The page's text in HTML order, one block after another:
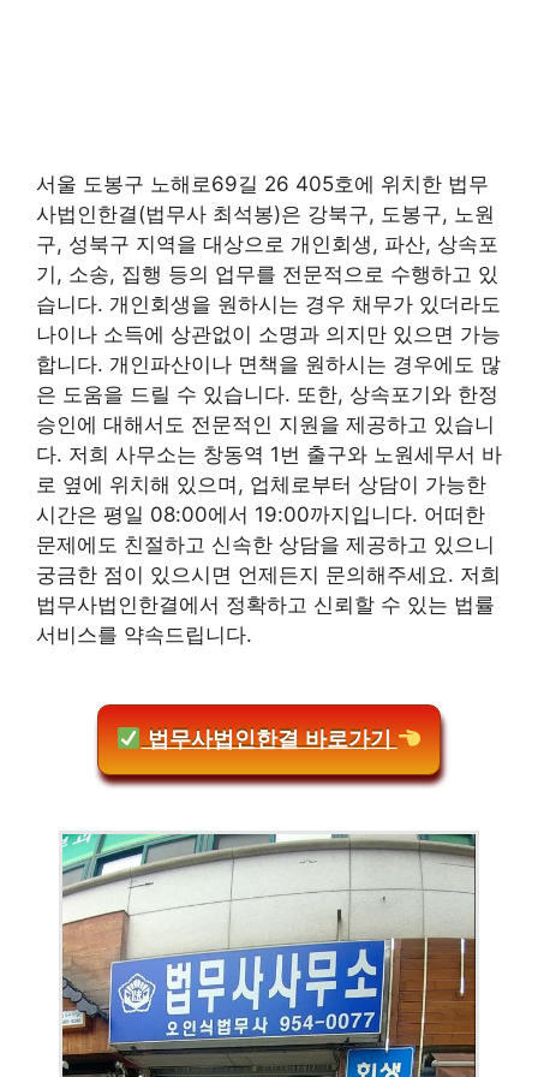
서울 도봉구 노해로69길 26 405호에 위치한 법무
사법인한결(법무사 최석봉)은 강북구, 도봉구, 노원
구, 성북구 지역을 대상으로 개인회생, 파산, 상속포
기, 소송, 집행 등의 업무를 전문적으로 수행하고 있
습니다. 개인회생을 원하시는 경우 채무가 있더라도
나이나 소득에 상관없이 소명과 의지만 있으면 가능
합니다. 개인파산이나 면책을 원하시는 경우에도 많
은 도움을 드릴 수 있습니다. 또한, 상속포기와 한정
승인에 대해서도 전문적인 지원을 제공하고 있습니
다. 저희 사무소는 창동역 1번 출구와 노원세무서 바
로 옆에 위치해 있으며, 업체로부터 상담이 가능한
시간은 평일 08:00에서 19:00까지입니다. 어떠한
문제에도 친절하고 신속한 상담을 제공하고 있으니
궁금한 점이 있으시면 언제든지 문의해주세요. 저희
법무사법인한결에서 정확하고 신뢰할 수 있는 법률
서비스를 약속드립니다.
법무사법인한결 바로가기